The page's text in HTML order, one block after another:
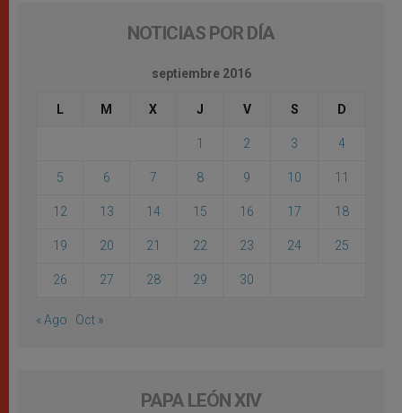
NOTICIAS POR DÍA
septiembre 2016
L M X J V S D
1 2 3 4
5 6 7 8 9 10 11
12 13 14 15 16 17 18
19 20 21 22 23 24 25
26 27 28 29 30
« Ago Oct »
PAPA LEÓN XIV